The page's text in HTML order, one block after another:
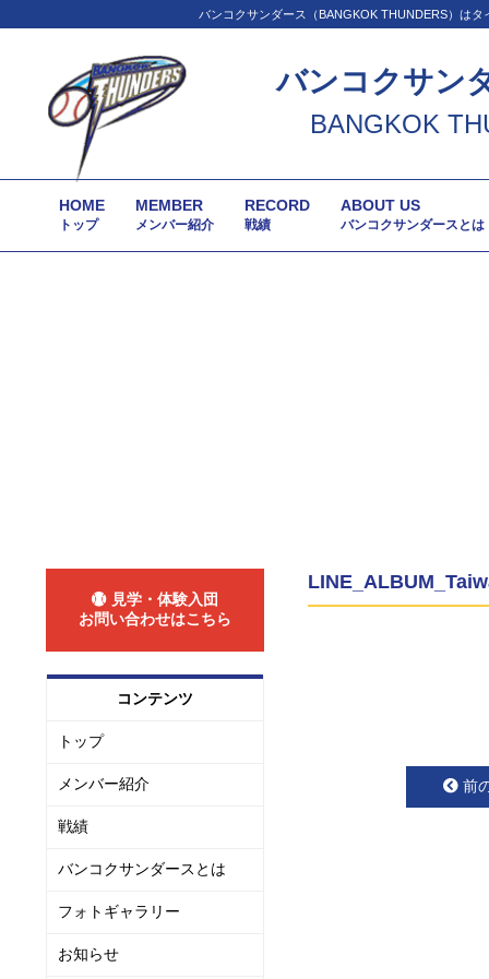
バンコクサンダース（BANGKOK THUNDERS）は
バンコクサン
BANGKOK
HOME
トップ
MEMBER
メンバー紹介
RECORD
戦績
ABOUT US
バンコクサンダースとは
前
見学・体験入団
お問い合わせはこちら
コンテンツ
トップ
メンバー紹介
戦績
バンコクサンダースとは
フォトギャラリー
お知らせ